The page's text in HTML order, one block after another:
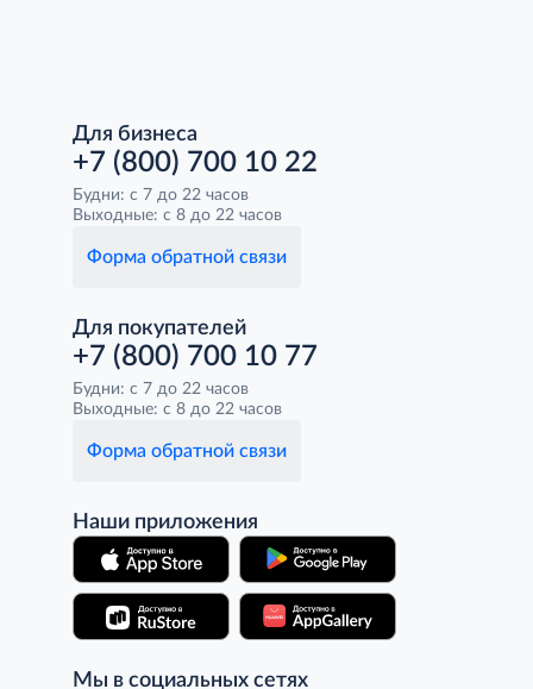
Для бизнеса
+7 (800) 700 10 22
Будни: с 7 до 22 часов
Выходные: с 8 до 22 часов
Форма обратной связи
Для покупателей
+7 (800) 700 10 77
Будни: с 7 до 22 часов
Выходные: с 8 до 22 часов
Форма обратной связи
Наши приложения
Мы в социальных сетях